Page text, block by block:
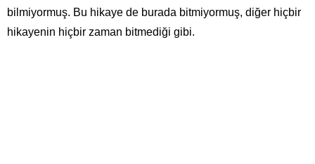
bilmiyormuş. Bu hikaye de burada bitmiyormuş, diğer hiçbir
hikayenin hiçbir zaman bitmediği gibi.